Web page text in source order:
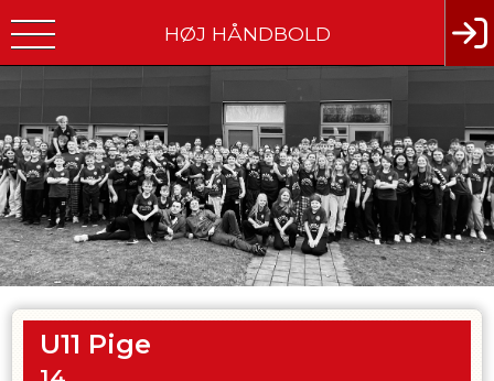
HØJ HÅNDBOLD
U11 Pige